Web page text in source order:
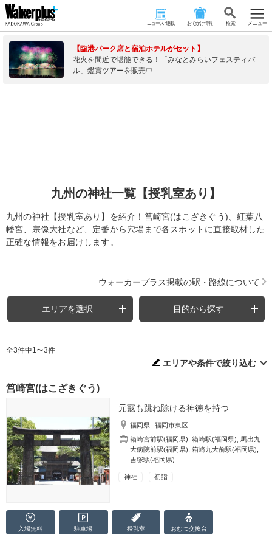
ニュース･連載 おでかけ情報 検 索 メニュー
【臨港パーク席と宿泊ホテルがセット】
花火を間近で堪能できる！「みなとみらいフェスティバ
ル」鑑賞ツアーを販売中
九州の神社一覧【授乳室あり】
九州の神社【授乳室あり】を紹介！筥崎宮(はこざきぐう)、紅葉八
幡宮、宗像大社など、定番から穴場まで各スポットに直接取材した
正確な情報をお届けします。
ウォーカープラス掲載の駅・路線について
エリアを選択 目的から探す
全3件中1〜3件
エリアや条件で絞り込む
筥崎宮(はこざきぐう)
元寇も跳ね除ける神徳を持つ
福岡県
福岡市東区
箱崎宮前駅(福岡県) ,箱崎駅(福岡県)
馬出九
大病院前駅(福岡県) ,箱崎九大前駅(福岡県)
吉塚駅(福岡県)
神社 初詣
入場無料 駐車場 授乳室 おむつ交換台